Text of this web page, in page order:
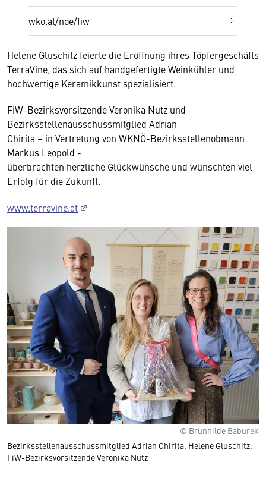
wko.at/noe/fiw
Helene Gluschitz feierte die Eröffnung ihres Töpfergeschäfts
TerraVine, das sich auf handgefertigte Weinkühler und
hochwertige Keramikkunst spezialisiert.
FiW-Bezirksvorsitzende Veronika Nutz und
Bezirksstellenausschussmitglied Adrian
Chirita – in Vertretung von WKNÖ-Bezirksstellenobmann
Markus Leopold -
überbrachten herzliche Glückwünsche und wünschten viel
Erfolg für die Zukunft.
www.terravine.at
© Brunhilde Baburek
Bezirksstellenausschussmitglied Adrian Chirita, Helene Gluschitz,
FiW-Bezirksvorsitzende Veronika Nutz